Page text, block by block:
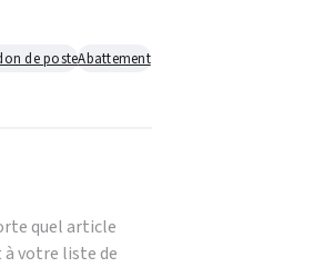
de posteAbattement
quel article
votre liste de